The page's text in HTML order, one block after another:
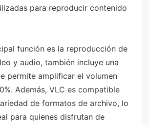
para reproducir contenido
función es la reproducción de
y audio, también incluye una
permite amplificar el volumen
Además, VLC es compatible
de formatos de archivo, lo
para quienes disfrutan de